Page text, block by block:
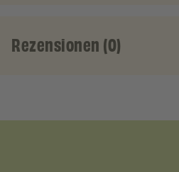
Rezensionen (0)